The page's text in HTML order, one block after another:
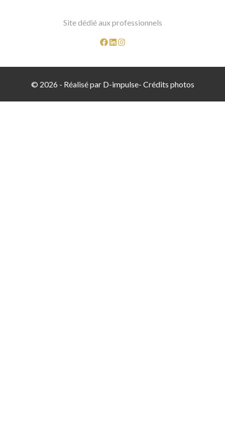
Site dédié aux professionnels
© 2026 - Réalisé par D-impulse- Crédits photos